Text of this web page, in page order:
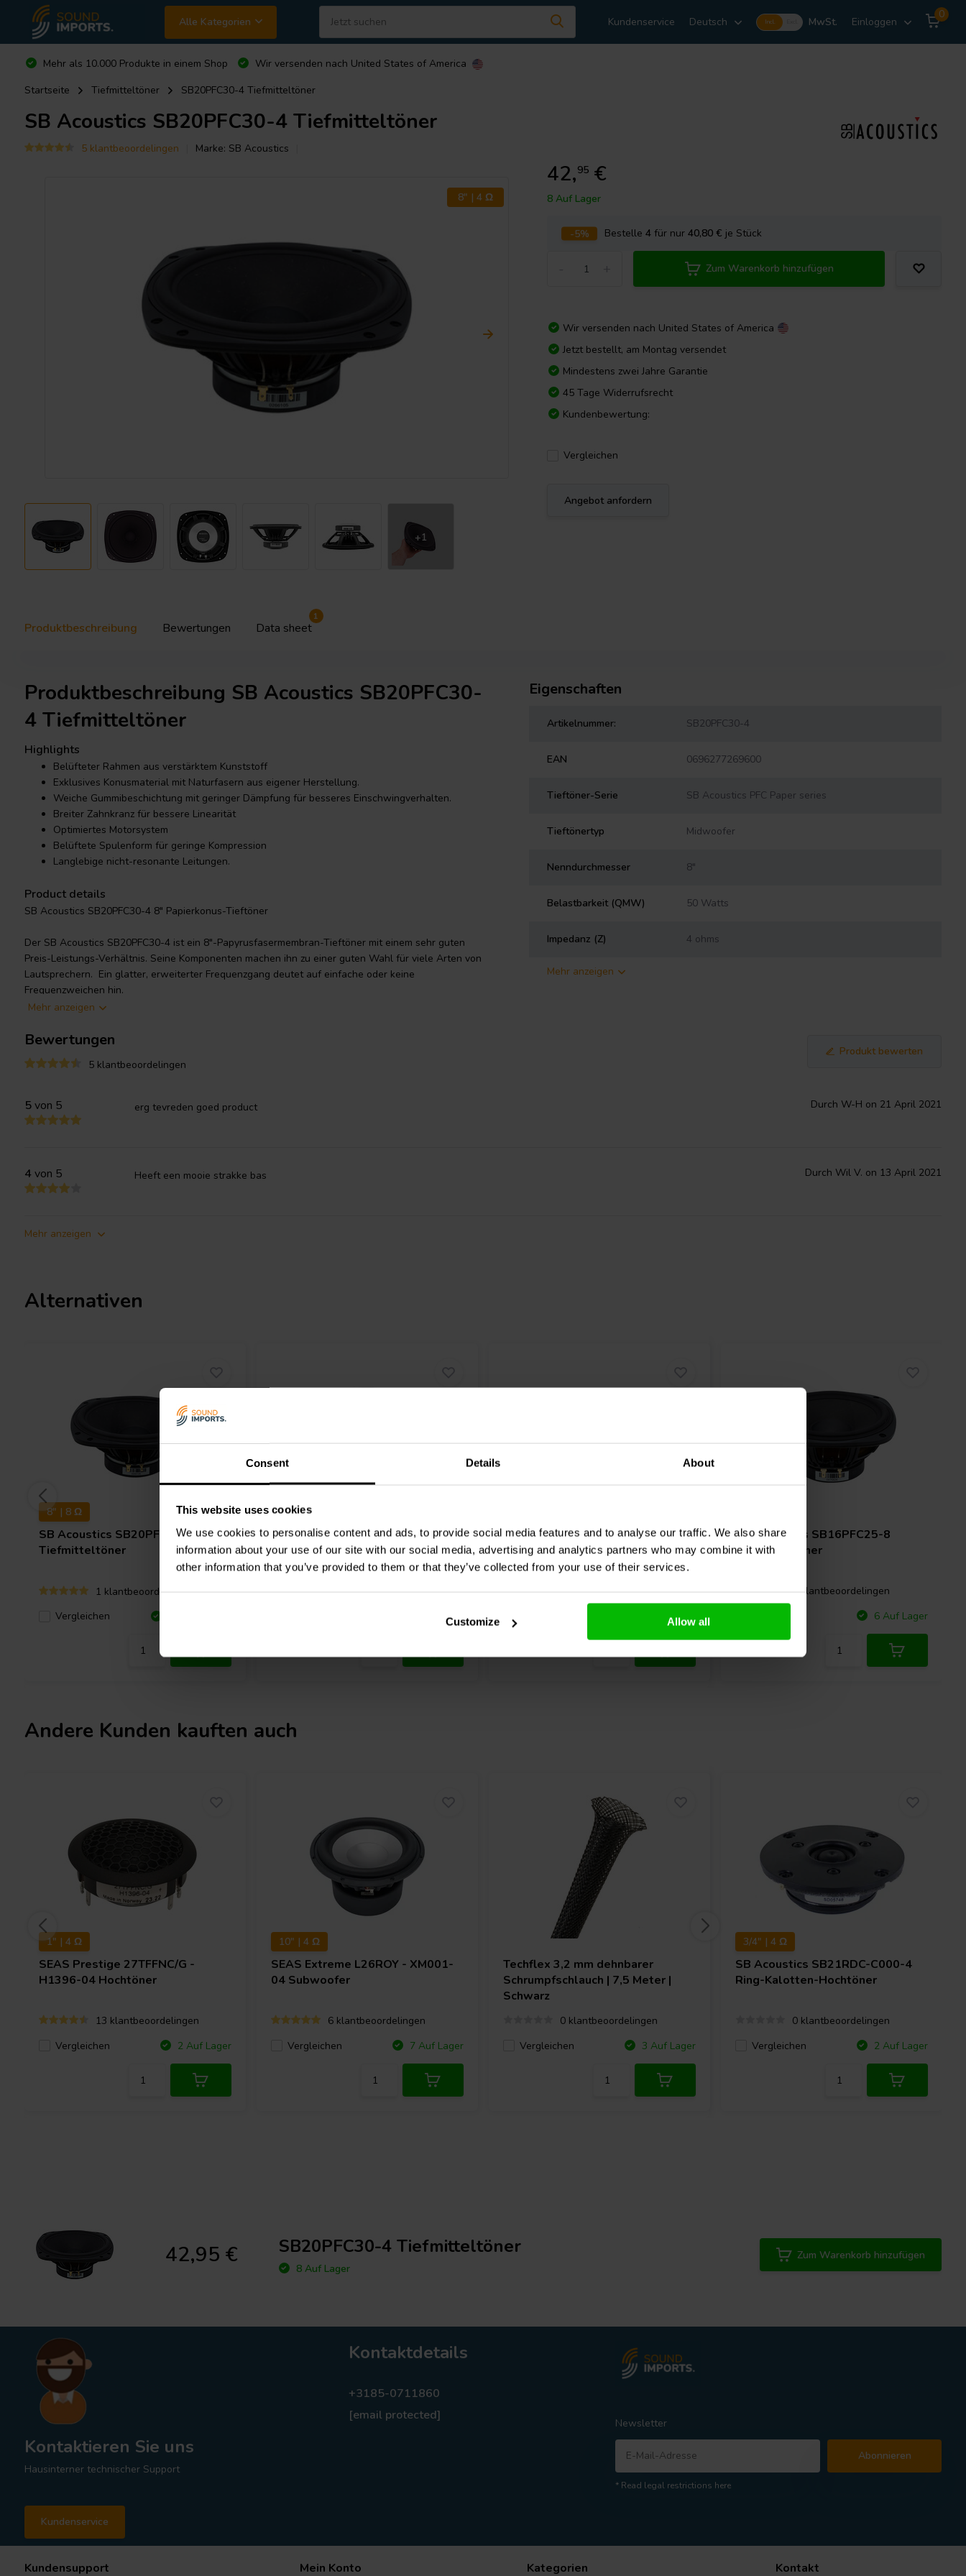
Consent Details About
This website uses cookies
We use cookies to personalise content and ads, to provide social media features and to analyse our traffic. We also share
information about your use of our site with our social media, advertising and analytics partners who may combine it with
other information that you’ve provided to them or that they’ve collected from your use of their services.
Customize Allow all
Alle Kategorien Kundenservice Deutsch Incl. MwSt. Einloggen
0
Mehr als 10.000 Produkte in einem Shop Wir versenden nach United States of America
Startseite
Tiefmitteltöner SB20PFC30-4 Tiefmitteltöner
SB Acoustics SB20PFC30-4 Tiefmitteltöner
5 klantbeoordelingen Marke: SB Acoustics
8" | 4 Ω
+1
42,95 €
8 Auf Lager
-5% Bestelle4 für nur40,80 € je Stück
Zum Warenkorb hinzufügen
Wir versenden nach United States of America
Jetzt bestellt, am Montag versendet
Mindestens zwei Jahre Garantie
45 Tage Widerrufsrecht
Kundenbewertung:
Vergleichen
Angebot anfordern
Produktbeschreibung Bewertungen Data sheet
1
Produktbeschreibung SB Acoustics SB20PFC30-
4 Tiefmitteltöner
Highlights
Belüfteter Rahmen aus verstärktem Kunststoff
Exklusives Konusmaterial mit Naturfasern aus eigener Herstellung.
Weiche Gummibeschichtung mit geringer Dämpfung für besseres Einschwingverhalten.
Breiter Zahnkranz für bessere Linearität
Optimiertes Motorsystem
Belüftete Spulenform für geringe Kompression
Langlebige nicht-resonante Leitungen.
Product details
SB Acoustics SB20PFC30-4 8" Papierkonus-Tieftöner
Der SB Acoustics SB20PFC30-4 ist ein 8"-Papyrusfasermembran-Tieftöner mit einem sehr guten
Preis-Leistungs-Verhältnis. Seine Komponenten machen ihn zu einer guten Wahl für viele Arten von
Lautsprechern. Ein glatter, erweiterter Frequenzgang deutet auf einfache oder keine
Frequenzweichen hin.
Mehr anzeigen
Eigenschaften
Artikelnummer: SB20PFC30-4
EAN 0696277269600
Tieftöner-Serie SB Acoustics PFC Paper series
Tieftönertyp Midwoofer
Nenndurchmesser 8"
Belastbarkeit (QMW) 50 Watts
Impedanz (Z) 4 ohms
Mehr anzeigen
Bewertungen
5 klantbeoordelingen
Produkt bewerten
5von 5 erg tevreden goed product Durch W-H on 21 April 2021
4 von 5 Heeft een mooie strakke bas Durch Wil V. on 13 April 2021
Mehr anzeigen
Alternativen
8" | 8 Ω
SB Acoustics SB20PFC30-8
Tiefmitteltöner
1 klantbeoordelingen
Vergleichen
6" | 4 Ω
SB AcousticsSB16PFC25-4
Tiefmitteltöner
2 klantbeoordelingen
9 Auf Lager
Dayton Audio Reference RS125-8
Tiefmitteltöner
8 klantbeoordelingen
10+ Auf Lager
SB Acoustics SB16PFC25-8
Tiefmitteltöner
1 klantbeoordelingen
6 Auf Lager
Andere Kunden kauften auch
1" | 4 Ω
SEAS Prestige 27TFFNC/G -
H1396-04 Hochtöner
13 klantbeoordelingen
Vergleichen
2 Auf Lager
10" | 4 Ω
SEAS Extreme L26ROY - XM001-
04 Subwoofer
6 klantbeoordelingen
Vergleichen
7 Auf Lager
Techflex 3,2 mm dehnbarer
Schrumpfschlauch | 7,5 Meter |
Schwarz
0 klantbeoordelingen
Vergleichen
3 Auf Lager
3/4" | 4 Ω
SB Acoustics SB21RDC-C000-4
Ring-Kalotten-Hochtöner
0 klantbeoordelingen
Vergleichen
2 Auf Lager
42,95 € SB20PFC30-4 Tiefmitteltöner
8 Auf Lager
Zum Warenkorb hinzufügen
Kontaktieren Sie uns
Hausinterner technischer Support
Kundenservice
Kontaktdetails
+3185-0711860
[email protected]
Newsletter
Abonnieren
* Read legal restrictions here
Kundensupport Mein Konto Kategorien Kontakt